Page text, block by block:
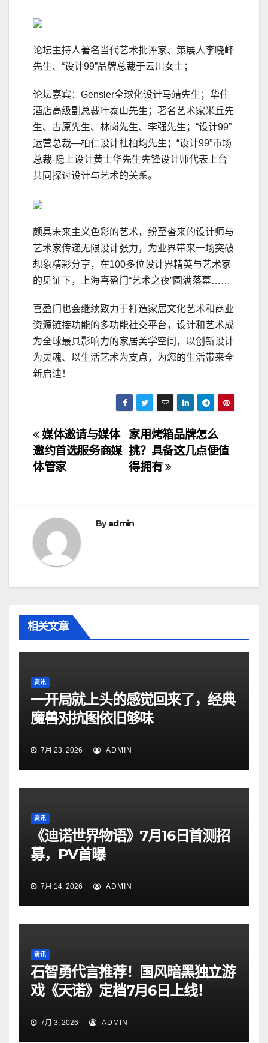
论坛主持人著名当代艺术批评家、策展人李晓峰
先生、“设计99”品牌总裁于云川女士；
论坛嘉宾：Gensler全球化设计马靖先生；华住
酒店高级副总裁叶泰山先生；著名艺术家米丘先
生、古原先生、林岗先生、李强先生；“设计99”
运营总裁—柏仁设计杜柏均先生；“设计99”市场
总裁-隐上设计黄士华先生先锋设计师代表上台
共同探讨设计与艺术的关系。
颇具未来主义色彩的艺术，纷至沓来的设计师与
艺术家传递无限设计张力，为业界带来一场突破
想象精彩分享，在100多位设计界精英与艺术家
的见证下，上海喜盈门“艺术之夜”圆满落幕……
喜盈门也会继续致力于打造家居文化艺术和商业
资源链接功能的多功能社交平台，设计和艺术成
为全球最具影响力的家居美学空间，以创新设计
为灵魂、以生活艺术为支点，为您的生活带来全
新启迪！
文
章
航
家用烤箱品牌怎么
挑？具备这几点便值
得拥有
媒体邀请与媒体
邀约首选服务商媒
体管家
Byadmin
相关文章
资讯
一开局就上头的感觉回来了，经典
魔兽对抗图依旧够味
7月 23, 2026 ADMIN
资讯
《迪诺世界物语》7月16日首测招
募，PV首曝
7月 14, 2026 ADMIN
资讯
石智勇代言推荐！国风暗黑独立游
戏《天诺》定档7月6日上线！
7月 3, 2026 ADMIN